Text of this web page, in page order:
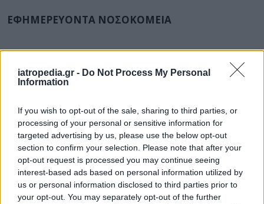
iatropedia.gr - Do Not Process My Personal
Information
If you wish to opt-out of the sale, sharing to third parties, or
processing of your personal or sensitive information for
targeted advertising by us, please use the below opt-out
section to confirm your selection. Please note that after your
opt-out request is processed you may continue seeing
interest-based ads based on personal information utilized by
us or personal information disclosed to third parties prior to
your opt-out. You may separately opt-out of the further
ΕΦΗΜΕΡΕΥΟΝΤΑ ΝΟΣΟΚΟΜΕΙΑ